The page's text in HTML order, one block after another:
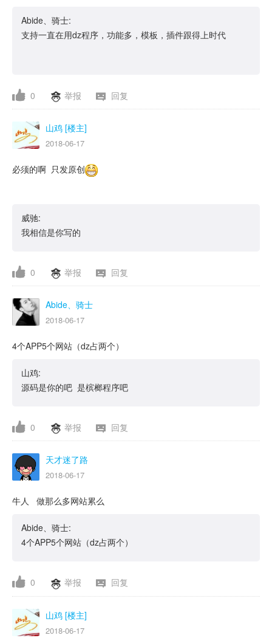
Abide、骑士:
支持一直在用dz程序，功能多，模板，插件跟得上时代
0 举报 回复
山鸡 [楼主]
2018-06-17
必须的啊 只发原创
威驰:
我相信是你写的
0 举报 回复
Abide、骑士
2018-06-17
4个APP5个网站（dz占两个）
山鸡:
源码是你的吧 是槟榔程序吧
0 举报 回复
天才迷了路
2018-06-17
牛人 做那么多网站累么
Abide、骑士:
4个APP5个网站（dz占两个）
0 举报 回复
山鸡 [楼主]
2018-06-17